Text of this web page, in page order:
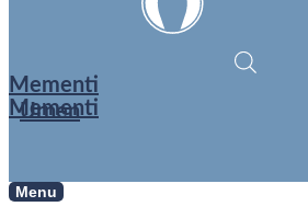
Mementi
Urnen
Mementi
Menu